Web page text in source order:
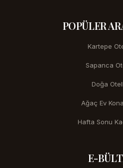
POPÜLER
Kartepe
Sapanca
Doğa
Ağaç Ev
Hafta Sonu
E-